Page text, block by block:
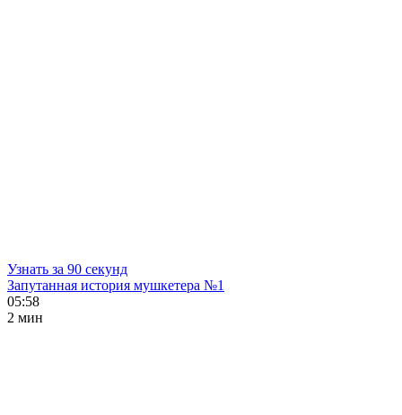
Узнать за 90 секунд
Запутанная история мушкетера №1
05:58
2 мин